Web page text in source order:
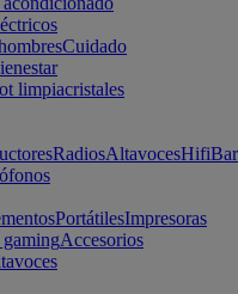
Cuidado
limpiacristales
RadiosAltavocesHifi
PortátilesImpresoras
Accesorios